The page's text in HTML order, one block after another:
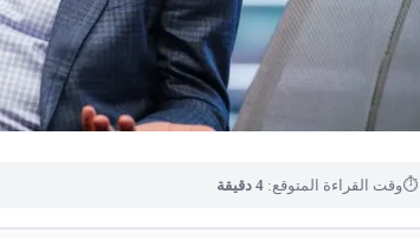
⏱وقت القراءة المتوقع: 4 دقيقة